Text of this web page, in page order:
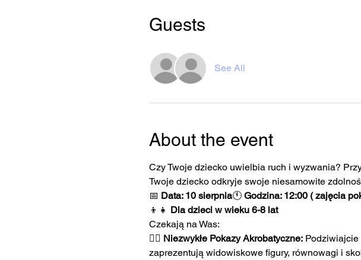
Guests
See All
About the event
Czy Twoje dziecko uwielbia ruch i wyzwania?
Twoje dziecko odkryje swoje niesamowite
📅 Data: 10 sierpnia🕚 Godzina: 12:00 ( zajęcia
👦👧 Dla dzieci w wieku 6-8 lat
Czekają na Was:
🤹‍♂️ Niezwykłe Pokazy Akrobatyczne: Podziwiajcie
zaprezentują widowiskowe figury, równowagi i